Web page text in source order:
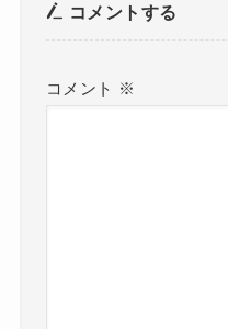
コメントする
コメント ※